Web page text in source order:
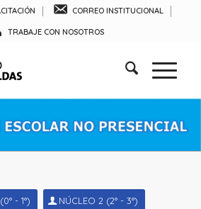
CORREO INSTITUCIONAL
TRABAJE CON NOSOTROS
- 1°) NÚCLEO 2 (2° - 3°)